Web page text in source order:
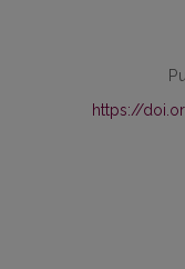
https://